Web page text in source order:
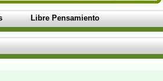
Libre Pensamiento